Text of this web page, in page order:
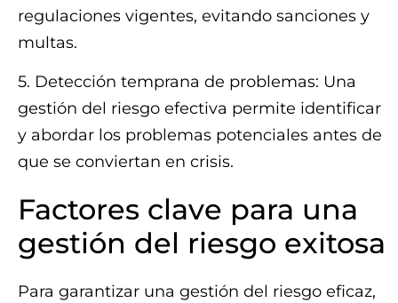
regulaciones vigentes, evitando sanciones y
multas.
5. Detección temprana de problemas: Una
gestión del riesgo efectiva permite identificar
y abordar los problemas potenciales antes de
que se conviertan en crisis.
Factores clave para una
gestión del riesgo exitosa
Para garantizar una gestión del riesgo eficaz,